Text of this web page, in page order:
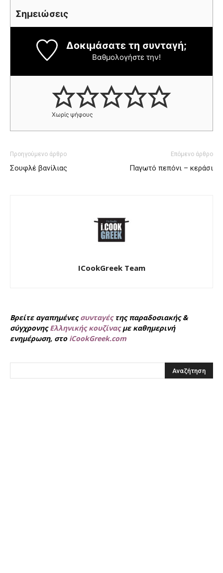
Σημειώσεις
Δοκιμάσατε τη συνταγή;
Βαθμολογήστε την!
Χωρίς ψήφους
Προηγούμενο άρθρο
Σουφλέ βανίλιας
Επόμενο άρθρο
Παγωτό πεπόνι – κεράσι
ICookGreek Team
Βρείτε αγαπημένεςσυνταγέςτης παραδοσιακής &
σύγχρονηςΕλληνικής κουζίναςμε καθημερινή
ενημέρωση, στο iCookGreek.com